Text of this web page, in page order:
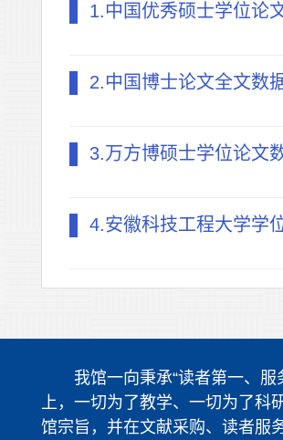
1.中国优秀硕士学位论
2.中国博士论文全文数
3.万方博硕士学位论文
4.安徽科技工程大学学
我馆一向秉承“读者第一、服
上，一切为了教学、一切为了科
馆宗旨，并在文献采购、读者服